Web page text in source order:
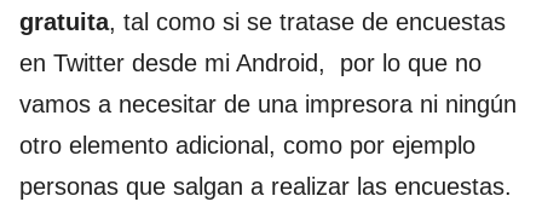
gratuita, tal como si se tratase de encuestas
en Twitter desde mi Android, por lo que no
vamos a necesitar de una impresora ni ningún
otro elemento adicional, como por ejemplo
personas que salgan a realizar las encuestas.